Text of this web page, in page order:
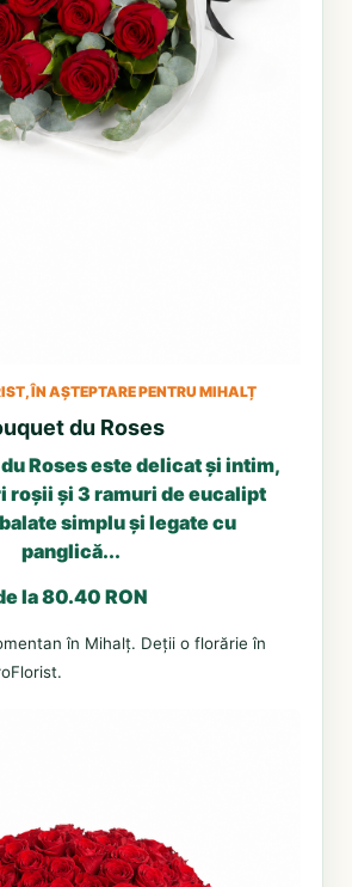
ÎN AȘTEPTARE PENTRU MIHALȚ
du Roses
Roses este delicat și intim,
roșii și 3 ramuri de eucalipt
simplu și legate cu
panglică...
la 80.40 RON
în Mihalț. Deții o florărie în